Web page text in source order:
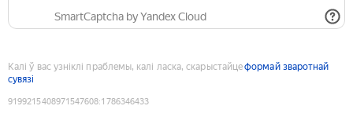
SmartCaptcha by Yandex Cloud
Калі ў вас узніклі праблемы, калі ласка, скарыстайцеформай зваротнай
сувязі
9199215408971547608:1786346433